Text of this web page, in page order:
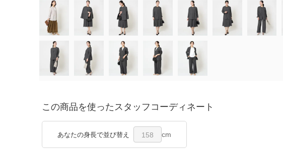
この商品を使ったスタッフコーディネート
あなたの身長で並び替え 158 cm